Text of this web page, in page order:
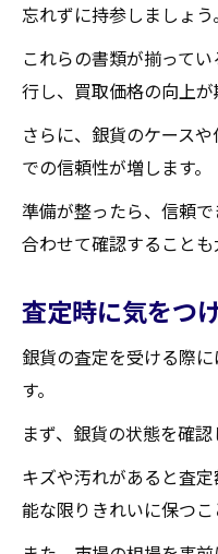
忘れずに持参しましょう。
これらの書類が揃って
行し、買取価格の向上が
さらに、銀貨のケース
での信頼性が増します。
準備が整ったら、信頼
合わせて確認することも
査定時に気をつ
銀貨の査定を受ける際
す。
まず、銀貨の状態を確認
キズや汚れがあると査定
能な限りきれいに保つこ